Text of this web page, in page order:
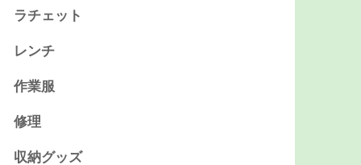
ラチェット
レンチ
作業服
修理
収納グッズ